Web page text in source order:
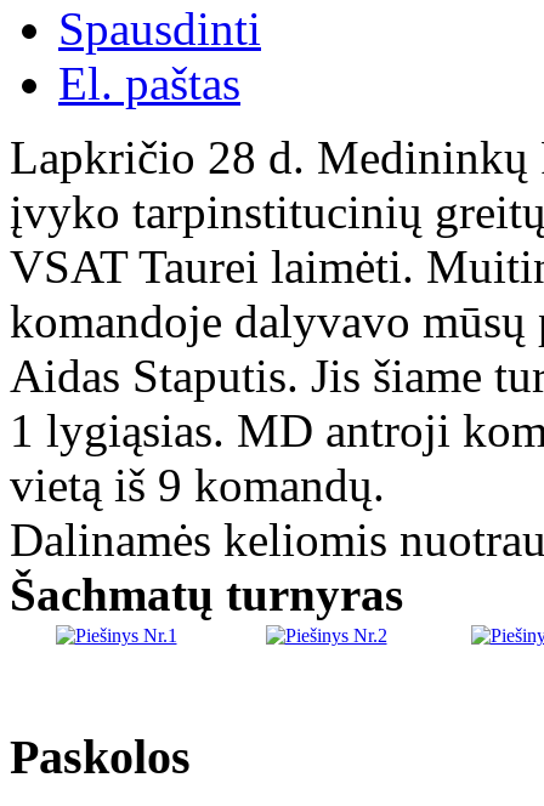
Spausdinti
El. paštas
Lapkričio 28 d. Medininkų
įvyko tarpinstitucinių
VSAT Taurei laimėti.
komandoje dalyvavo mūsų
Aidas Staputis. Jis šiame
1 lygiąsias. MD antroji
vietą iš 9 komandų.
Dalinamės keliomis
Šachmatų turnyras
Paskolos